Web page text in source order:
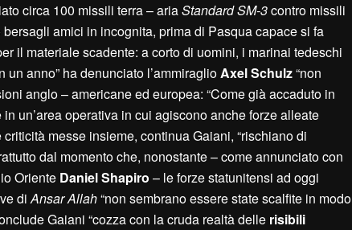
circa 100 missili terra – ariaStandard SM-3contro missili
bersagli amici in incognita, prima di Pasqua capace si fa
il materiale scadente: a corto di uomini, i marinai tedeschi
anno” ha denunciato l’ammiraglioAxel Schulz“non
anglo – americane ed europea: “Come già accaduto in
un’area operativa in cui agiscono anche forze alleate
messe insieme, continua Gaiani, “rischiano di
dal momento che, nonostante – come annunciato con
Oriente Daniel Shapiro – le forze statunitensi ad oggi
diAnsarAllah“non sembrano essere state scalfite in modo
Gaiani “cozza con la cruda realtà delle risibili